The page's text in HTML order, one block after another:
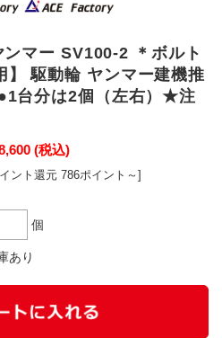
マー SV100-2 ＊ボルト
】 駆動輪 ヤンマー建機推
台分は2個（左右）★注
(税込)
ント還元 786ポイント～]
個
あり